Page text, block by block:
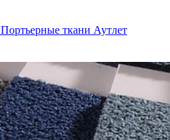
Портьерные ткани Аутлет